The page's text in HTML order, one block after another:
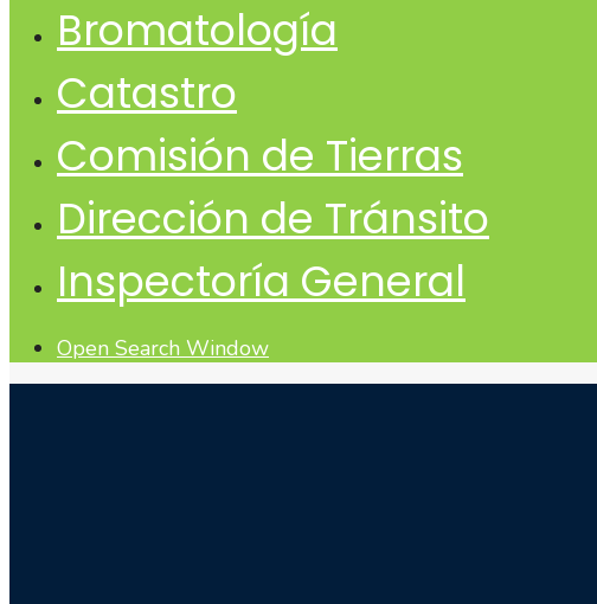
Bromatología
Catastro
Comisión de Tierras
Dirección de Tránsito
Inspectoría General
Open Search Window